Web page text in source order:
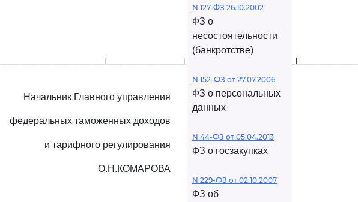
Начальник Главного управления
федеральных таможенных доходов
и тарифного регулирования
О.Н.КОМАРОВА
N 127-ФЗ 26.10.2002
ФЗ о
несостоятельности
(банкротстве)
N 152-ФЗ от 27.07.2006
ФЗ о персональных
данных
N 44-ФЗ от 05.04.2013
ФЗ о госзакупках
N 229-ФЗ от 02.10.2007
ФЗ об